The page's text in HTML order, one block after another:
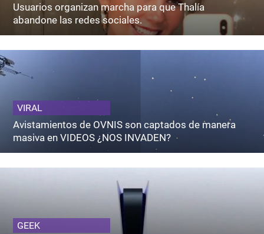
Usuarios organizan marcha para que Thalía
abandone las redes sociales.
VIRAL
Avistamientos de OVNIS son captados de manera
masiva en VIDEOS ¿NOS INVADEN?
GEEK